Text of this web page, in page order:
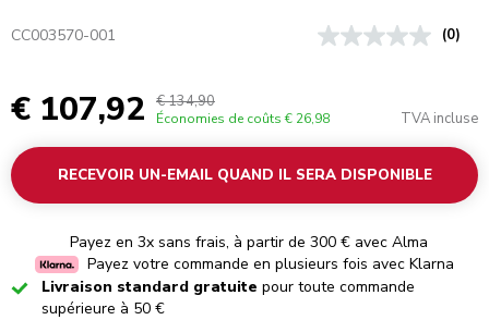
CC003570-001 (0)
€ 107,92 € 134,90
Économies de coûts € 26,98 TVA incluse
RECEVOIR UN-EMAIL QUAND IL SERA DISPONIBLE
Payez en 3x sans frais, à partir de 300 € avec Alma
Payez votre commande en plusieurs fois avec Klarna
CheckedLivraison standard gratuite pour toute commande
supérieure à 50 €